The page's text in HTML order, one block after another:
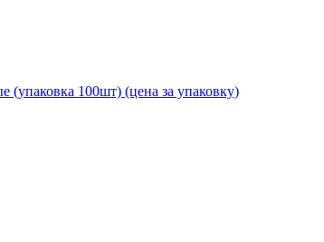
100шт) (цена за упаковку)